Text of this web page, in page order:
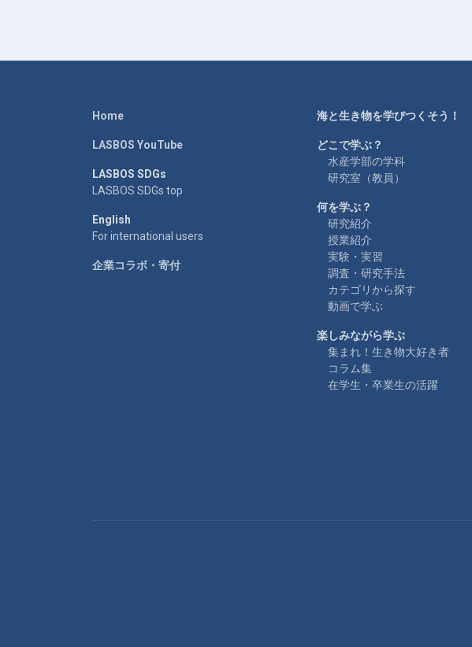
Home
LASBOS YouTube
LASBOS SDGs
LASBOS SDGs top
English
For international users
企業コラボ・寄付
海と生き物を学びつくそう！
どこで学ぶ？
水産学部の学科
研究室（教員）
何を学ぶ？
研究紹介
授業紹介
実験・実習
調査・研究手法
カテゴリから探す
動画で学ぶ
楽しみながら学ぶ
集まれ！生き物大好き者
コラム集
在学生・卒業生の活躍